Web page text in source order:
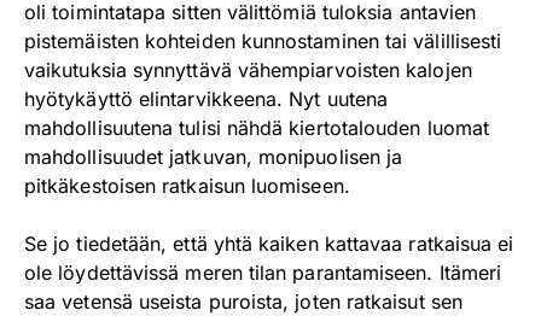
oli toimintatapa sitten välittömiä tuloksia antavien
pistemäisten kohteiden kunnostaminen tai välillisesti
vaikutuksia synnyttävä vähempiarvoisten kalojen
hyötykäyttö elintarvikkeena. Nyt uutena
mahdollisuutena tulisi nähdä kiertotalouden luomat
mahdollisuudet jatkuvan, monipuolisen ja
pitkäkestoisen ratkaisun luomiseen.
Se jo tiedetään, että yhtä kaiken kattavaa ratkaisua ei
ole löydettävissä meren tilan parantamiseen. Itämeri
saa vetensä useista puroista, joten ratkaisut sen